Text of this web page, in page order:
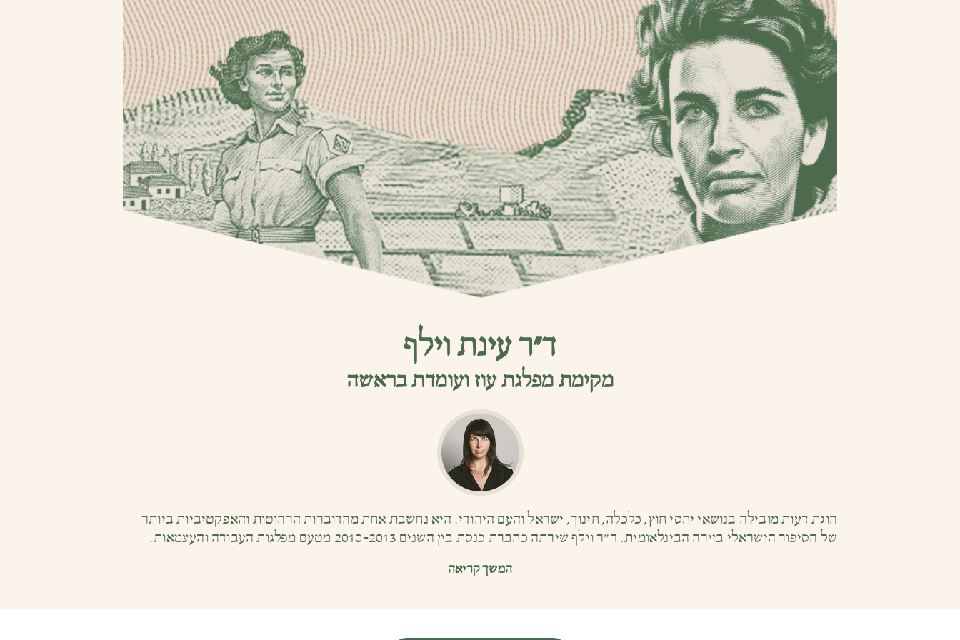
ד”ר עינת וילף
מקימת מפלגת עוז ועומדת בראשה
הוגת דעות מובילה בנושאי יחסי חוץ, כלכלה, חינוך, ישראל והעם היהודי. היא נחשבת אחת מהדוברות הרהוטות והאפקטיביות ביותר
של הסיפור הישראלי בזירה הבינלאומית. ד״ר וילף שירתה כחברת כנסת בין השנים 2010-2013 מטעם מפלגות העבודה והעצמאות.
המשך קריאה